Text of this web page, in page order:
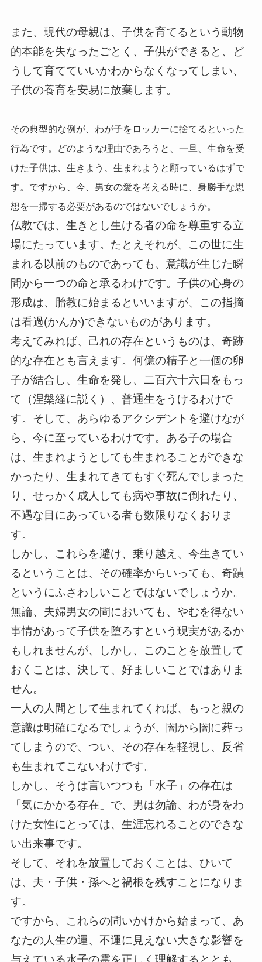
また、現代の母親は、子供を育てるという動物
的本能を失なったごとく、子供ができると、ど
うして育てていいかわからなくなってしまい、
子供の養育を安易に放棄します。
その典型的な例が、わが子をロッカーに捨てるといった
行為です。どのような理由であろうと、一旦、生命を受
けた子供は、生きよう、生まれようと願っているはずで
す。ですから、今、男女の愛を考える時に、身勝手な思
想を一掃する必要があるのではないでしょうか。
仏教では、生きとし生ける者の命を尊重する立
場にたっています。たとえそれが、この世に生
まれる以前のものであっても、意識が生じた瞬
間から一つの命と承るわけです。子供の心身の
形成は、胎教に始まるといいますが、この指摘
は看過(かんか)できないものがあります。
考えてみれば、己れの存在というものは、奇跡
的な存在とも言えます。何億の精子と一個の卵
子が結合し、生命を発し、二百六十六日をもっ
て（涅槃経に説く）、普通生をうけるわけで
す。そして、あらゆるアクシデントを避けなが
ら、今に至っているわけです。ある子の場合
は、生まれようとしても生まれることができな
かったり、生まれてきてもすぐ死んでしまった
り、せっかく成人しても病や事故に倒れたり、
不遇な目にあっている者も数限りなくおりま
す。
しかし、これらを避け、乗り越え、今生きてい
るということは、その確率からいっても、奇蹟
というにふさわしいことではないでしょうか。
無論、夫婦男女の間においても、やむを得ない
事情があって子供を堕ろすという現実があるか
もしれませんが、しかし、このことを放置して
おくことは、決して、好ましいことではありま
せん。
一人の人間として生まれてくれば、もっと親の
意識は明確になるでしょうが、闇から闇に葬っ
てしまうので、つい、その存在を軽視し、反省
も生まれてこないわけです。
しかし、そうは言いつつも「水子」の存在は
「気にかかる存在」で、男は勿論、わが身をわ
けた女性にとっては、生涯忘れることのできな
い出来事です。
そして、それを放置しておくことは、ひいて
は、夫・子供・孫へと禍根を残すことになりま
す。
ですから、これらの問いかけから始まって、あ
なたの人生の運、不運に見えない大きな影響を
与えている水子の霊を正しく理解するととも